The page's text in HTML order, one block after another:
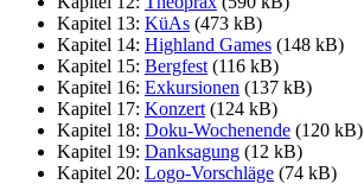
Kapitel 13: KüAs (473 kB)
Kapitel 14: Highland Games (148 kB)
Kapitel 15: Bergfest (116 kB)
Kapitel 16: Exkursionen (137 kB)
Kapitel 17: Konzert (124 kB)
Kapitel 18: Doku-Wochenende (120 kB)
Kapitel 19: Danksagung (12 kB)
Kapitel 20: Logo-Vorschläge (74 kB)